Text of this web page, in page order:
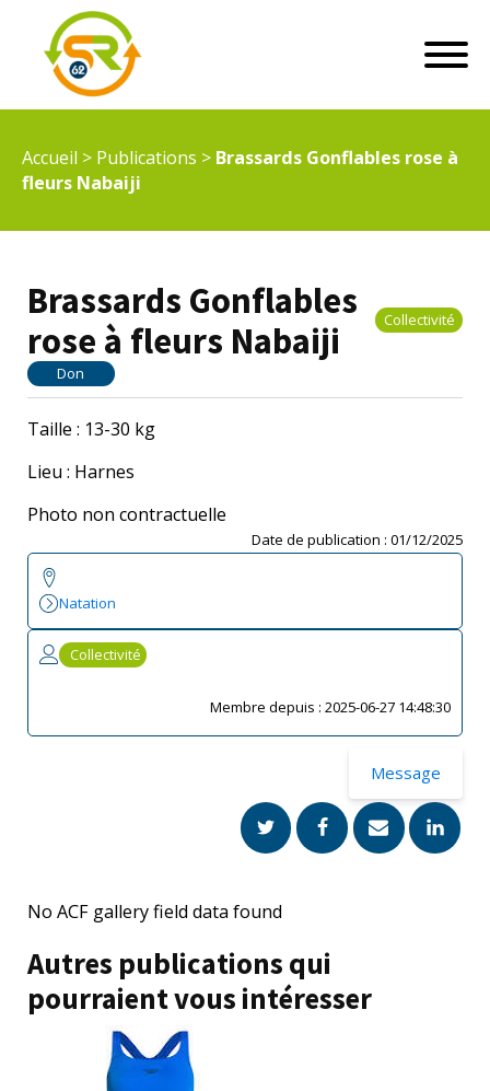
Accueil > Publications > Brassards Gonflables rose à
fleurs Nabaiji
Brassards Gonflables
rose à fleurs Nabaiji
Collectivité
Don
Taille : 13-30 kg
Lieu : Harnes
Photo non contractuelle
Date de publication :01/12/2025
Natation
Collectivité
Membre depuis : 2025-06-27 14:48:30
Message
No ACF gallery field data found
Autres publications qui
pourraient vous intéresser